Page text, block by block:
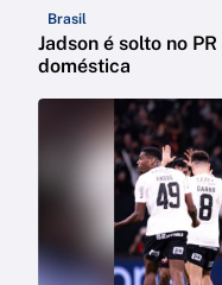
Brasil
Jadson é solto no
doméstica